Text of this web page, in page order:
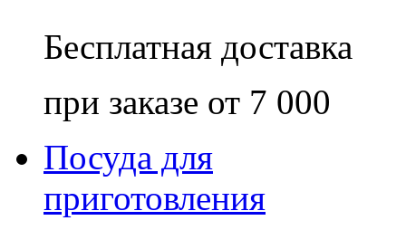
Бесплатная доставка
при заказе от 7 000
Посуда для
приготовления